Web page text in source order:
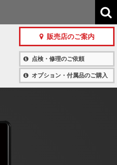
販売店のご案内
点検・修理のご依頼
オプション・付属品のご購入